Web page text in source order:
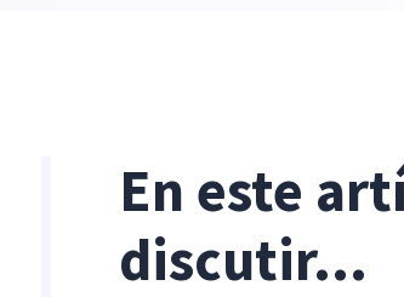
En este
discutir...